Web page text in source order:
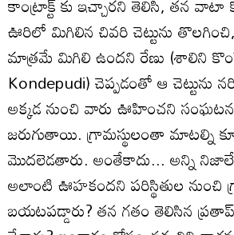
ఊరిలో మిగిలిన చివరి చెట్టును
మాత్రమే మిగిలి ఉందని రేణు (శాలిని
Kondepudi) చెప్పడంతో ఆ చెట్టును
అక్కడ నుంచి వారు ఊహించని
జరుగుతాయి. గ్రామస్థులంతా మాటల్ని
మొదలెడతారు. అంతేకాదు... అన్ని నిజాలే
అలాంటి ఊహకందని పరిస్థితుల నుంచి
బయటపడ్డారు? తన గతం తెలిసిన